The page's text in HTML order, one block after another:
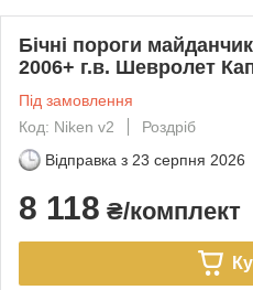
Бічні пороги
2006+ г.в. Шевролет
Під замовлення
Код: Niken v2
Роздріб
Відправка з 23 серпня 2026
8 118 ₴/комплект